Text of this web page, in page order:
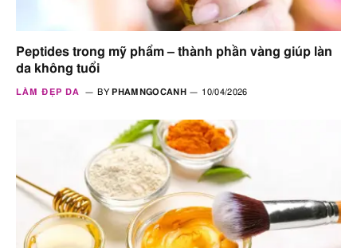
Peptides trong mỹ phẩm – thành phần vàng giúp làn
da không tuổi
LÀM ĐẸP DA BY PHAMNGOCANH 10/04/2026